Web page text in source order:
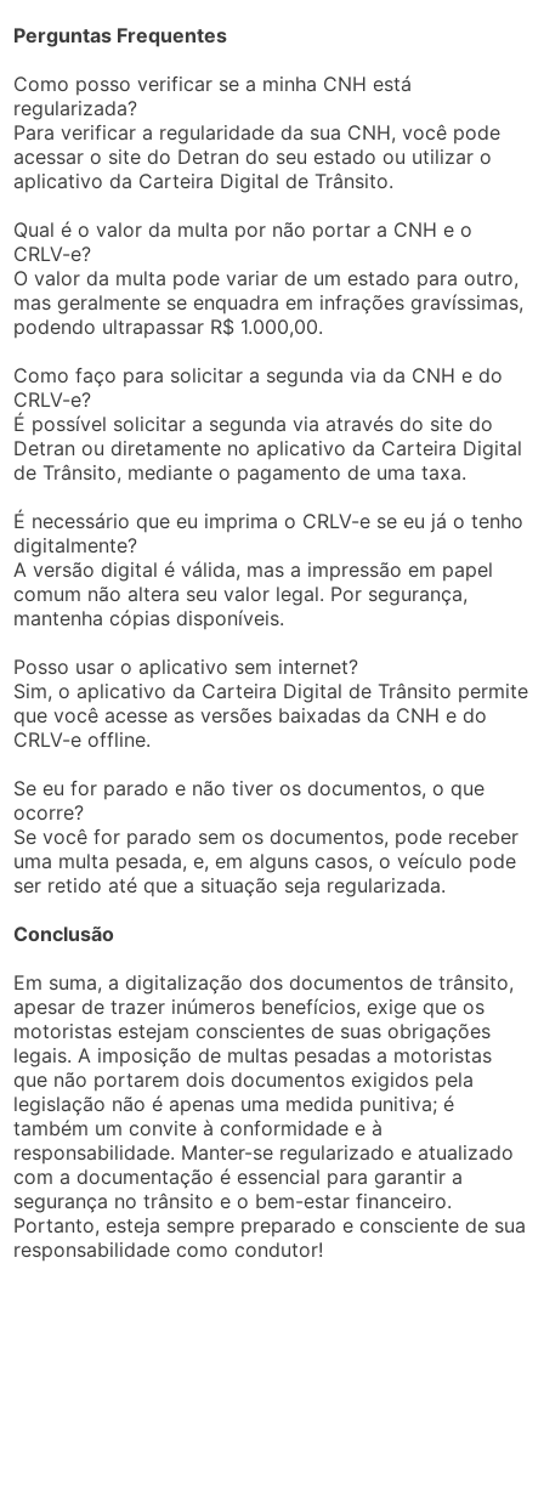
Perguntas Frequentes
Como posso verificar se a minha CNH está
regularizada?
Para verificar a regularidade da sua CNH, você pode
acessar o site do Detran do seu estado ou utilizar o
aplicativo da Carteira Digital de Trânsito.
Qual é o valor da multa por não portar a CNH e o
CRLV-e?
O valor da multa pode variar de um estado para outro,
mas geralmente se enquadra em infrações gravíssimas,
podendo ultrapassar R$ 1.000,00.
Como faço para solicitar a segunda via da CNH e do
CRLV-e?
É possível solicitar a segunda via através do site do
Detran ou diretamente no aplicativo da Carteira Digital
de Trânsito, mediante o pagamento de uma taxa.
É necessário que eu imprima o CRLV-e se eu já o tenho
digitalmente?
A versão digital é válida, mas a impressão em papel
comum não altera seu valor legal. Por segurança,
mantenha cópias disponíveis.
Posso usar o aplicativo sem internet?
Sim, o aplicativo da Carteira Digital de Trânsito permite
que você acesse as versões baixadas da CNH e do
CRLV-e offline.
Se eu for parado e não tiver os documentos, o que
ocorre?
Se você for parado sem os documentos, pode receber
uma multa pesada, e, em alguns casos, o veículo pode
ser retido até que a situação seja regularizada.
Conclusão
Em suma, a digitalização dos documentos de trânsito,
apesar de trazer inúmeros benefícios, exige que os
motoristas estejam conscientes de suas obrigações
legais. A imposição de multas pesadas a motoristas
que não portarem dois documentos exigidos pela
legislação não é apenas uma medida punitiva; é
também um convite à conformidade e à
responsabilidade. Manter-se regularizado e atualizado
com a documentação é essencial para garantir a
segurança no trânsito e o bem-estar financeiro.
Portanto, esteja sempre preparado e consciente de sua
responsabilidade como condutor!